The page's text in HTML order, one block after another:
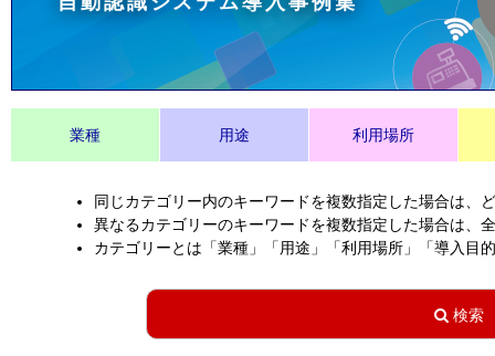
業種 用途 利用場所
同じカテゴリー内のキーワードを複数指定した場合は、
異なるカテゴリーのキーワードを複数指定した場合は、
カテゴリーとは「業種」「用途」「利用場所」「導入目